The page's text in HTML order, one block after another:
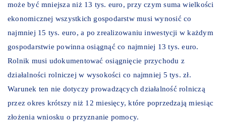
może być mniejsza niż 13 tys. euro, przy czym suma wielkości
ekonomicznej wszystkich gospodarstw musi wynosić co
najmniej 15 tys. euro, a po zrealizowaniu inwestycji w każdym
gospodarstwie powinna osiągnąć co najmniej 13 tys. euro.
Rolnik musi udokumentować osiągnięcie przychodu z
działalności rolniczej w wysokości co najmniej 5 tys. zł.
Warunek ten nie dotyczy prowadzących działalność rolniczą
przez okres krótszy niż 12 miesięcy, które poprzedzają miesiąc
złożenia wniosku o przyznanie pomocy.